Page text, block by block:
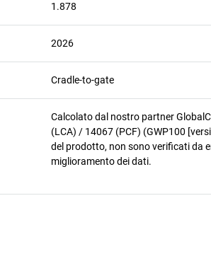
1.878
2026
Cradle-to-gate
Calcolato dal nostro partner
(LCA) / 14067 (PCF) (GWP100
del prodotto, non sono verificati da
miglioramento dei dati.